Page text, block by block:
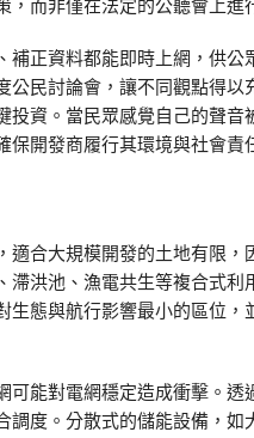
而非僅在法定的公聽會上進
正資料都能即時上網，供公
民討論會，讓不同觀點得以
資。當民眾感覺自己的聲音
開發商履行其環境與社會責
合大規模開發的土地有限，
洪池、漁電共生等複合式利
態與航行影響最小的區位，
能對電網穩定造成衝擊。透
度。分散式的儲能設備，如